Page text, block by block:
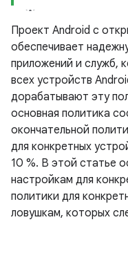
Проект Android с
обеспечивает
приложений и служб,
всех устройств
дорабатывают эту
основная политика
окончательной
для конкретных
10 %. В этой статье
настройкам для
политики для
ловушкам, которых